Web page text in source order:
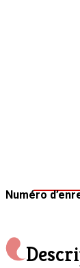
Numéro